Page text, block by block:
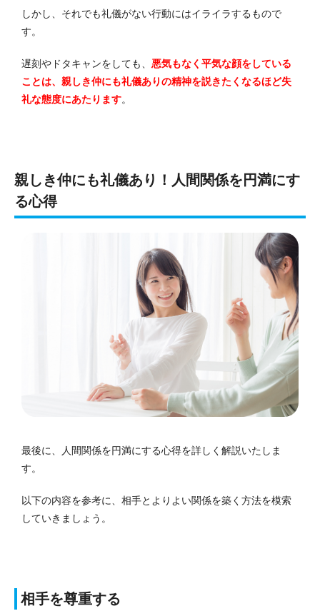
しかし、それでも礼儀がない行動にはイライラするもので
す。
遅刻やドタキャンをしても、 悪気もなく平気な顔をしている
ことは、親しき仲にも礼儀ありの精神を説きたくなるほど失
礼な態度にあたります。
親しき仲にも礼儀あり！人間関係を円満にす
る心得
最後に、人間関係を円満にする心得を詳しく解説いたしま
す。
以下の内容を参考に、相手とよりよい関係を築く方法を模索
していきましょう。
相手を尊重する